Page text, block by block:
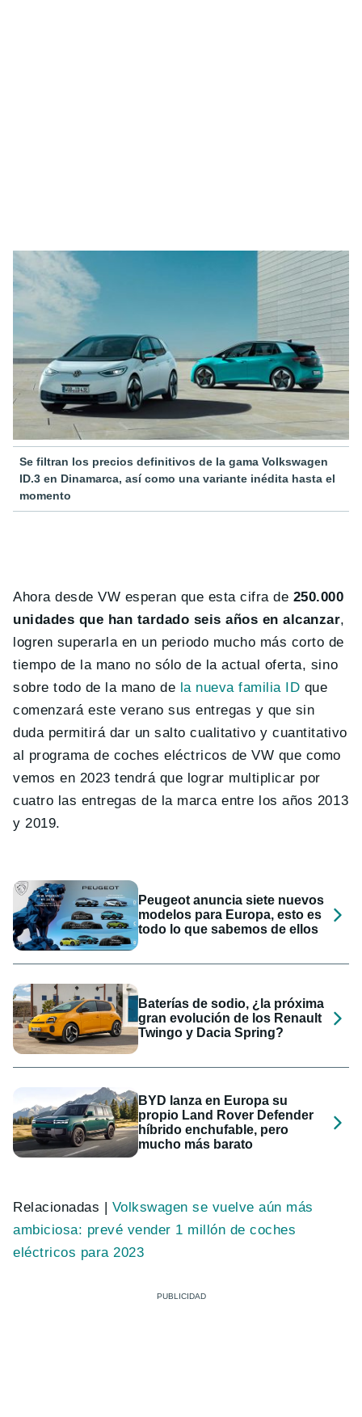
Se filtran los precios definitivos de la gama Volkswagen
ID.3 en Dinamarca, así como una variante inédita hasta el
momento
Ahora desde VW esperan que esta cifra de 250.000
unidades que han tardado seis años en alcanzar,
logren superarla en un periodo mucho más corto de
tiempo de la mano no sólo de la actual oferta, sino
sobre todo de la mano de la nueva familia ID que
comenzará este verano sus entregas y que sin
duda permitirá dar un salto cualitativo y cuantitativo
al programa de coches eléctricos de VW que como
vemos en 2023 tendrá que lograr multiplicar por
cuatro las entregas de la marca entre los años 2013
y 2019.
Peugeot anuncia siete nuevos
modelos para Europa, esto es
todo lo que sabemos de ellos
Baterías de sodio, ¿la próxima
gran evolución de los Renault
Twingo y Dacia Spring?
BYD lanza en Europa su
propio Land Rover Defender
híbrido enchufable, pero
mucho más barato
Relacionadas | Volkswagen se vuelve aún más
ambiciosa: prevé vender 1 millón de coches
eléctricos para 2023